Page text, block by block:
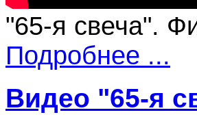
"65-я свеча".
Подробнее ...
Видео "65-я